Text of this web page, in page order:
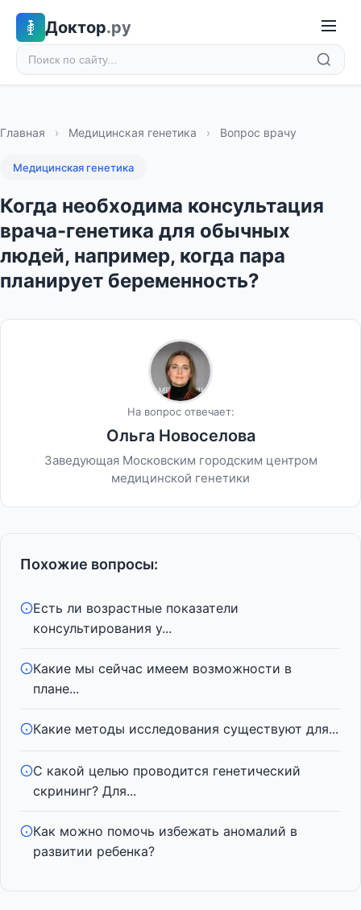
Доктор.ру
Главная › Медицинская генетика › Вопрос врачу
Медицинская генетика
Когда необходима консультация
врача-генетика для обычных
людей, например, когда пара
планирует беременность?
На вопрос отвечает:
Ольга Новоселова
Заведующая Московским городским центром
медицинской генетики
Похожие вопросы:
Есть ли возрастные показатели
консультирования у...
Какие мы сейчас имеем возможности в
плане...
Какие методы исследования существуют для...
С какой целью проводится генетический
скрининг? Для...
Как можно помочь избежать аномалий в
развитии ребенка?